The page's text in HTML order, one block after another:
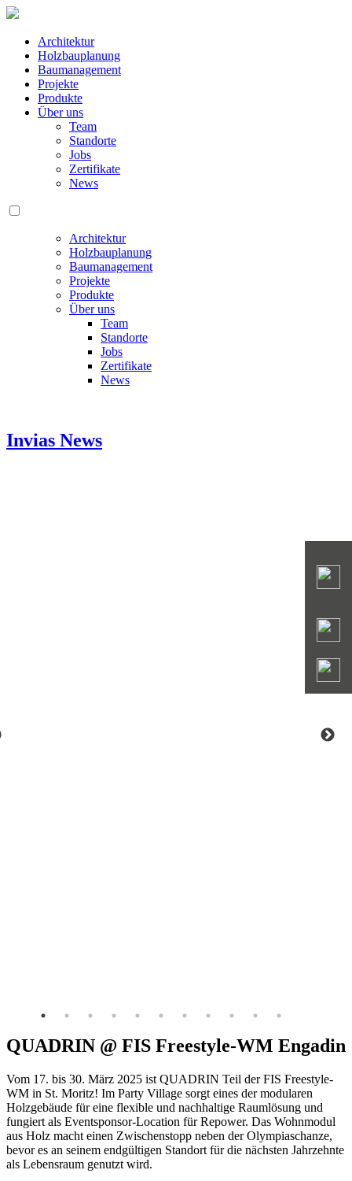
Architektur
Holzbauplanung
Baumanagement
Projekte
Produkte
Über uns
Team
Standorte
Jobs
Zertifikate
News
Architektur
Holzbauplanung
Baumanagement
Projekte
Produkte
Über uns
Team
Standorte
Jobs
Zertifikate
News
Invias News
QUADRIN @ FIS Freestyle-WM Engadin
Vom 17. bis 30. März 2025 ist QUADRIN Teil der FIS Freestyle-
WM in St. Moritz! Im Party Village sorgt eines der modularen
Holzgebäude für eine flexible und nachhaltige Raumlösung und
fungiert als Eventsponsor-Location für Repower. Das Wohnmodul
aus Holz macht einen Zwischenstopp neben der Olympiaschanze,
bevor es an seinem endgültigen Standort für die nächsten Jahrzehnte
als Lebensraum genutzt wird.